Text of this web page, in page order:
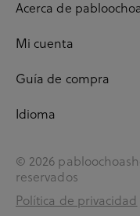
Acerca de
Mi cuenta
Guía de compra
Idioma
© 2026
reservados
Política de privacidad